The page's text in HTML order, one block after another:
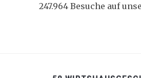
247.964 Besuche auf